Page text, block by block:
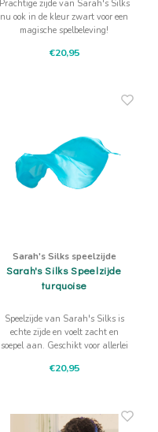
Prachtige zijde van Sarah's Silks
nu ook in de kleur zwart voor een
magische spelbeleving!
€20,95
Sarah's Silks speelzijde
Sarah's Silks Speelzijde
turquoise
Speelzijde van Sarah's Silks is
echte zijde en voelt zacht en
soepel aan. Geschikt voor allerlei
€20,95